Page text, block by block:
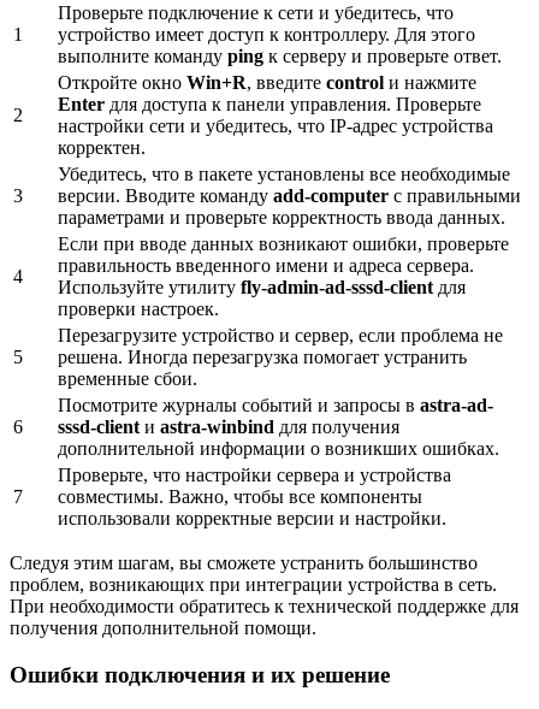
1
Проверьте подключение к сети и убедитесь, что
устройство имеет доступ к контроллеру. Для этого
выполните команду ping к серверу и проверьте ответ.
2
Откройте окно Win+R, введите control и нажмите
Enter для доступа к панели управления. Проверьте
настройки сети и убедитесь, что IP-адрес устройства
корректен.
3
Убедитесь, что в пакете установлены все необходимые
версии. Вводите команду add-computer с правильными
параметрами и проверьте корректность ввода данных.
4
Если при вводе данных возникают ошибки, проверьте
правильность введенного имени и адреса сервера.
Используйте утилиту fly-admin-ad-sssd-client для
проверки настроек.
5
Перезагрузите устройство и сервер, если проблема не
решена. Иногда перезагрузка помогает устранить
временные сбои.
6
Посмотрите журналы событий и запросы в astra-ad-
sssd-client и astra-winbind для получения
дополнительной информации о возникших ошибках.
7
Проверьте, что настройки сервера и устройства
совместимы. Важно, чтобы все компоненты
использовали корректные версии и настройки.
Следуя этим шагам, вы сможете устранить большинство
проблем, возникающих при интеграции устройства в сеть.
При необходимости обратитесь к технической поддержке для
получения дополнительной помощи.
Ошибки подключения и их решение